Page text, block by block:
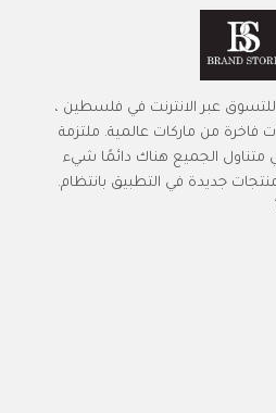
للتسوق عبر الانترنت في فلسطين ،
فاخرة من ماركات عالمية. ملتزمة
متناول الجميع هناك دائمًا شيء
جديدة في التطبيق بانتظام.